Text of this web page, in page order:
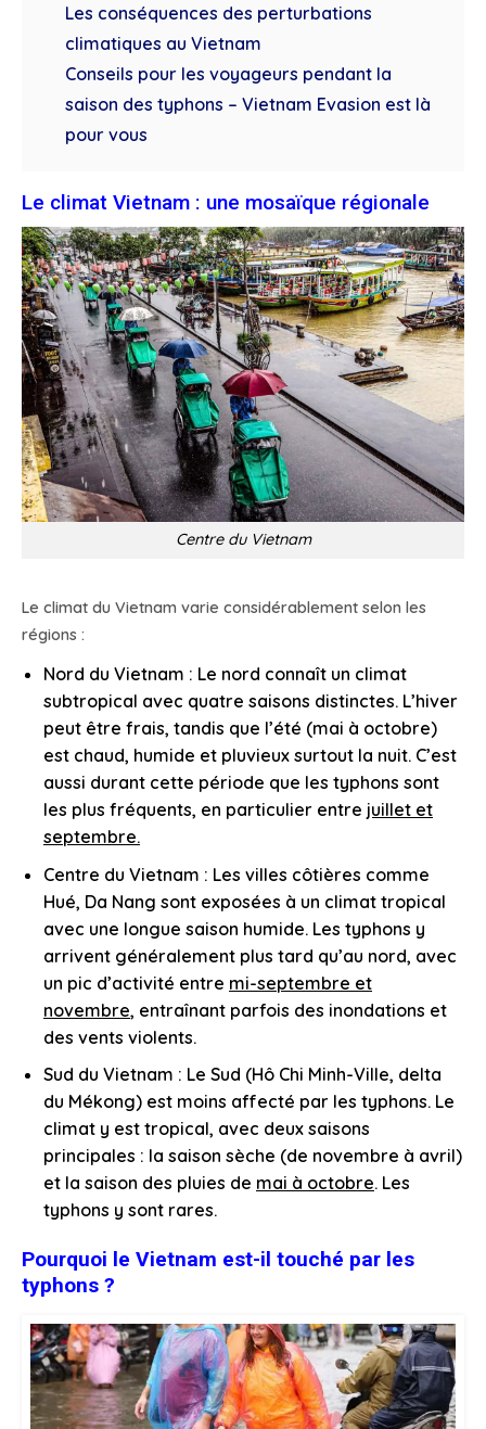
Les conséquences des perturbations
climatiques au Vietnam
Conseils pour les voyageurs pendant la
saison des typhons – Vietnam Evasion est là
pour vous
Le climat Vietnam : une mosaïque régionale
Centre du Vietnam
Le climat du Vietnam varie considérablement selon les
régions :
Nord du Vietnam : Le nord connaît un climat
subtropical avec quatre saisons distinctes. L’hiver
peut être frais, tandis que l’été (mai à octobre)
est chaud, humide et pluvieux surtout la nuit. C’est
aussi durant cette période que les typhons sont
les plus fréquents, en particulier entre juillet et
septembre.
Centre du Vietnam : Les villes côtières comme
Hué, Da Nang sont exposées à un climat tropical
avec une longue saison humide. Les typhons y
arrivent généralement plus tard qu’au nord, avec
un pic d’activité entre mi-septembre et
novembre, entraînant parfois des inondations et
des vents violents.
Sud du Vietnam : Le Sud (Hô Chi Minh-Ville, delta
du Mékong) est moins affecté par les typhons. Le
climat y est tropical, avec deux saisons
principales : la saison sèche (de novembre à avril)
et la saison des pluies de mai à octobre. Les
typhons y sont rares.
Pourquoi le Vietnam est-il touché par les
typhons ?